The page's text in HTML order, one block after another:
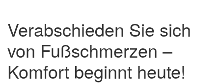
Verabschieden Sie sich
von Fußschmerzen –
Komfort beginnt heute!